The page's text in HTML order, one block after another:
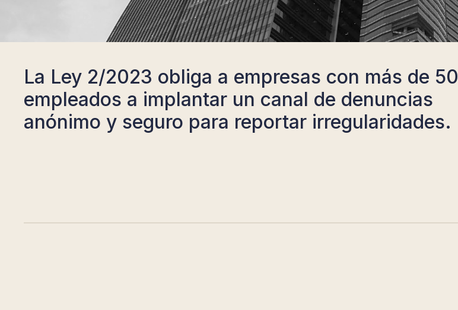
La Ley 2/2023 obliga a empresas con más de 50
empleados a implantar un canal de denuncias
anónimo y seguro para reportar irregularidades.